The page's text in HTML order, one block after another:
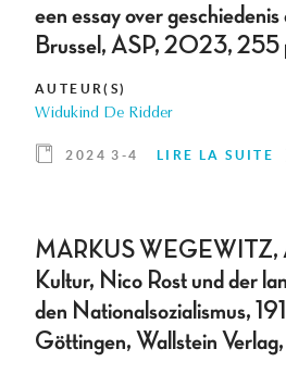
een essay over
Brussel, ASP, 2023, 255
AUTEUR(S)
Widukind De Ridder
2024 3-4 LIRE LA SUITE
MARKUS WEGEWITZ,
Kultur, Nico Rost und der
den Nationalsozialismus,
Göttingen, Wallstein